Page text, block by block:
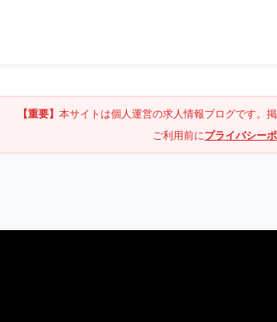
【重要】 本サイトは個人運営の求人情報ブログです。
ご利用前にプライバシー